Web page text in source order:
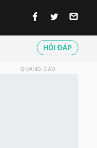
HỎI ĐÁP
QUẢNG CÁO